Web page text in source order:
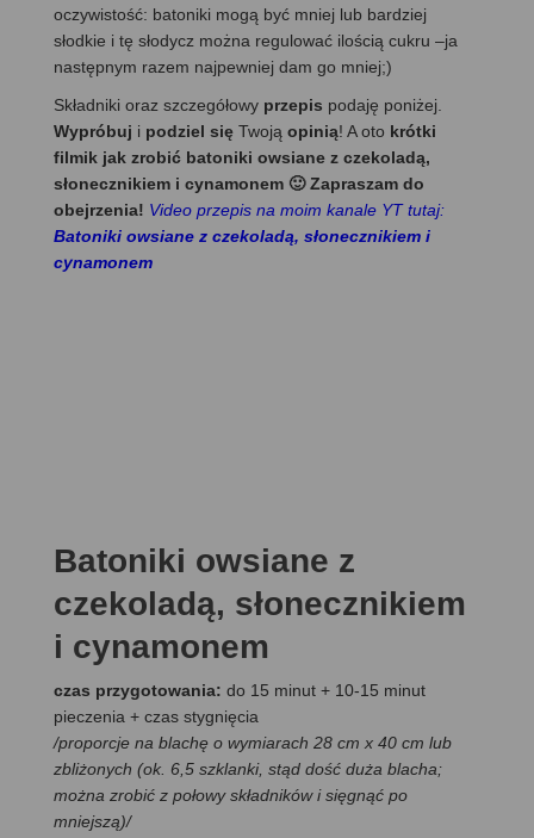
oczywistość: batoniki mogą być mniej lub bardziej
słodkie i tę słodycz można regulować ilością cukru –ja
następnym razem najpewniej dam go mniej;)
Składniki oraz szczegółowy przepis podaję poniżej.
Wypróbuj i podziel się Twoją opinią! A oto krótki
filmik jak zrobić batoniki owsiane z czekoladą,
słonecznikiem i cynamonem 🙂 Zapraszam do
obejrzenia! Video przepis na moim kanale YT tutaj:
Batoniki owsiane z czekoladą, słonecznikiem i
cynamonem
Batoniki owsiane z
czekoladą, słonecznikiem
i cynamonem
czas przygotowania: do 15 minut + 10-15 minut
pieczenia + czas stygnięcia
/proporcje na blachę o wymiarach 28 cm x 40 cm lub
zbliżonych (ok. 6,5 szklanki, stąd dość duża blacha;
można zrobić z połowy składników i sięgnąć po
mniejszą)/